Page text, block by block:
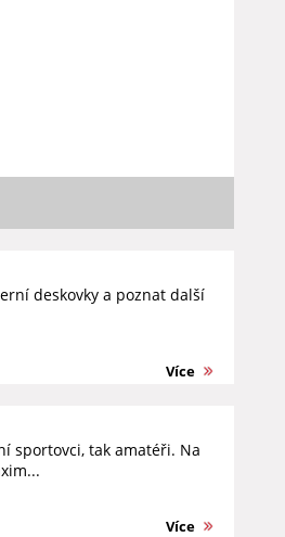
deskovky a poznat další
Více
sportovci, tak amatéři. Na
Více